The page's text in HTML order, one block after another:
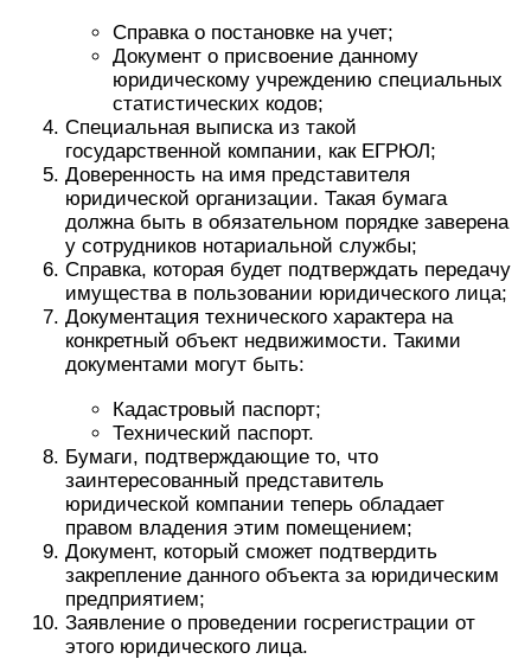
Справка о постановке на учет;
Документ о присвоение данному
юридическому учреждению специальных
статистических кодов;
Специальная выписка из такой
государственной компании, как ЕГРЮЛ;
Доверенность на имя представителя
юридической организации. Такая бумага
должна быть в обязательном порядке заверена
у сотрудников нотариальной службы;
Справка, которая будет подтверждать передачу
имущества в пользовании юридического лица;
Документация технического характера на
конкретный объект недвижимости. Такими
документами могут быть:
Кадастровый паспорт;
Технический паспорт.
Бумаги, подтверждающие то, что
заинтересованный представитель
юридической компании теперь обладает
правом владения этим помещением;
Документ, который сможет подтвердить
закрепление данного объекта за юридическим
предприятием;
Заявление о проведении госрегистрации от
этого юридического лица.